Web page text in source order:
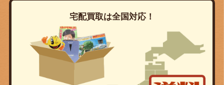
宅配買取は全国対応！